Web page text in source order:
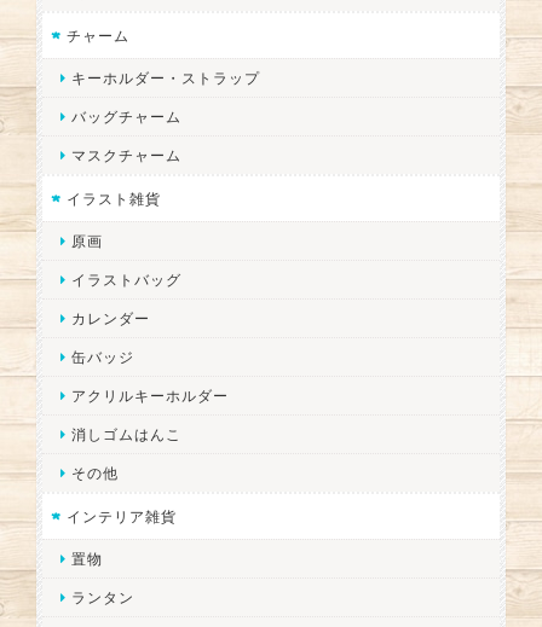
チャーム
キーホルダー・ストラップ
バッグチャーム
マスクチャーム
イラスト雑貨
原画
イラストバッグ
カレンダー
缶バッジ
アクリルキーホルダー
消しゴムはんこ
その他
インテリア雑貨
置物
ランタン